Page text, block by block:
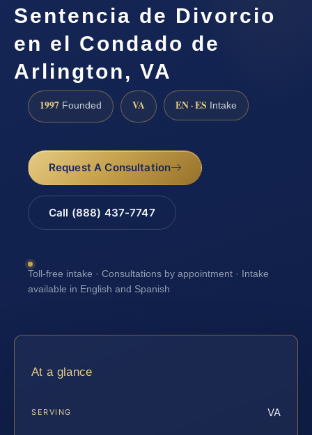
Sentencia de Divorcio
en el Condado de
Arlington, VA
1997 Founded VA EN · ES Intake
Request A Consultation
Call (888) 437-7747
Toll-free intake · Consultations by appointment · Intake
available in English and Spanish
At a glance
SERVING VA